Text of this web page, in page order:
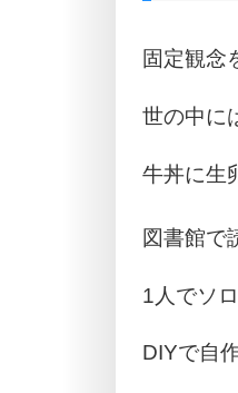
固定観念
世の中に
牛丼に生
図書館で
1人でソ
DIYで自